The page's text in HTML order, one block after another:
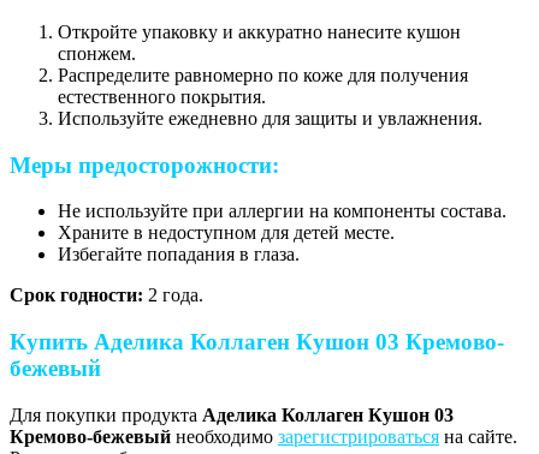
Откройте упаковку и аккуратно нанесите кушон
спонжем.
Распределите равномерно по коже для получения
естественного покрытия.
Используйте ежедневно для защиты и увлажнения.
Меры предосторожности:
Не используйте при аллергии на компоненты состава.
Храните в недоступном для детей месте.
Избегайте попадания в глаза.
Срок годности: 2 года.
Купить Аделика Коллаген Кушон 03 Кремово-
бежевый
Для покупки продукта Аделика Коллаген Кушон 03
Кремово-бежевый необходимо зарегистрироваться на сайте.